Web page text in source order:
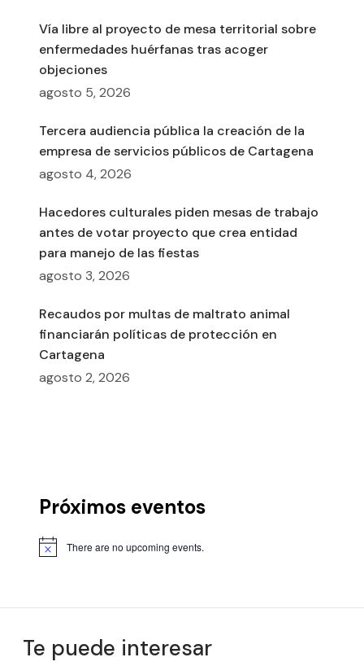
Vía libre al proyecto de mesa territorial sobre
enfermedades huérfanas tras acoger
objeciones
agosto 5, 2026
Tercera audiencia pública la creación de la
empresa de servicios públicos de Cartagena
agosto 4, 2026
Hacedores culturales piden mesas de trabajo
antes de votar proyecto que crea entidad
para manejo de las fiestas
agosto 3, 2026
Recaudos por multas de maltrato animal
financiarán políticas de protección en
Cartagena
agosto 2, 2026
Próximos eventos
There are no upcoming events.
Te puede interesar